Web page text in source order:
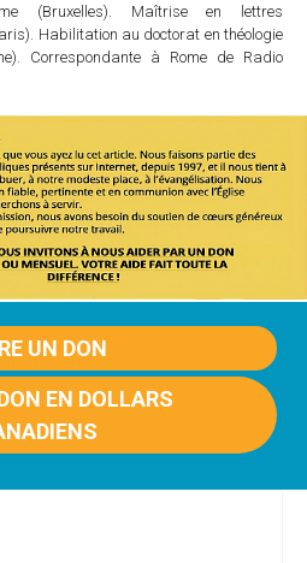
(Bruxelles). Maîtrise en lettres
Habilitation au doctorat en théologie
Correspondante à Rome de Radio
UN DON
EN DOLLARS